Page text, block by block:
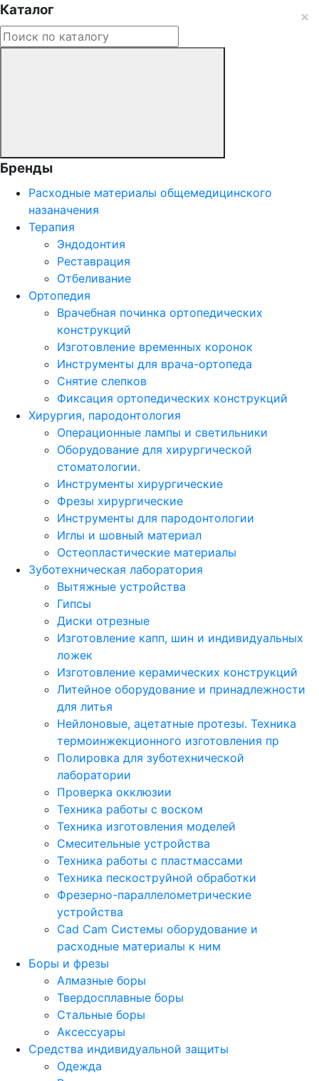
Каталог
Бренды
Расходные материалы общемедицинского
назаначения
Терапия
Эндодонтия
Реставрация
Отбеливание
Ортопедия
Врачебная починка ортопедических
конструкций
Изготовление временных коронок
Инструменты для врача-ортопеда
Снятие слепков
Фиксация ортопедических конструкций
Хирургия, пародонтология
Операционные лампы и светильники
Оборудование для хирургической
стоматологии.
Инструменты хирургические
Фрезы хирургические
Инструменты для пародонтологии
Иглы и шовный материал
Остеопластические материалы
Зуботехническая лаборатория
Вытяжные устройства
Гипсы
Диски отрезные
Изготовление капп, шин и индивидуальных
ложек
Изготовление керамических конструкций
Литейное оборудование и принадлежности
для литья
Нейлоновые, ацетатные протезы. Техника
термоинжекционного изготовления пр
Полировка для зуботехнической
лаборатории
Проверка окклюзии
Техника работы с воском
Техника изготовления моделей
Смесительные устройства
Техника работы с пластмассами
Техника пескоструйной обработки
Фрезерно-параллелометрические
устройства
Cad Cam Системы оборудование и
расходные материалы к ним
Боры и фрезы
Алмазные боры
Твердосплавные боры
Стальные боры
Аксессуары
Средства индивидуальной защиты
Одежда